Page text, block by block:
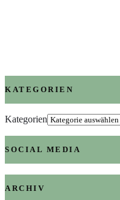
KATEGORIEN
Kategorien
SOCIAL MEDIA
ARCHIV